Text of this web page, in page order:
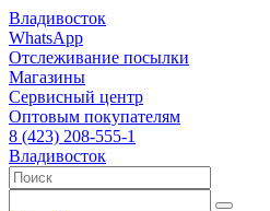
Владивосток
WhatsApp
Отслеживание посылки
Магазины
Сервисный центр
Оптовым покупателям
8 (423) 208-555-1
Владивосток